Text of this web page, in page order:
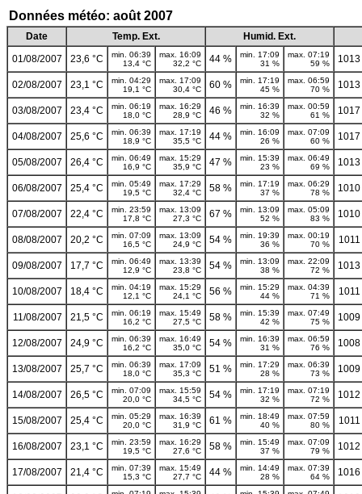
Données météo: août 2007
Date Temp. Ext.
Humid. Ext.
01/08/2007
23,6 °C
min. 06:39
13,4 °C
max. 16:09
32,2 °C
44 %
min. 17:09
31 %
max. 07:19
59 %
02/08/2007 23,1 °C
min. 04:29
19,1 °C
max. 17:09
30,4 °C
60 %
min. 17:19
45 %
max. 06:59
70 %
03/08/2007 23,4 °C
min. 06:19
18,0 °C
max. 16:29
28,9 °C
46 %
min. 16:39
32 %
max. 00:59
61 %
04/08/2007 25,6 °C
min. 06:39
18,9 °C
max. 17:19
35,5 °C
44 %
min. 16:09
26 %
max. 07:09
60 %
05/08/2007 26,4 °C
min. 06:49
16,9 °C
max. 15:29
35,9 °C
47 %
min. 15:39
23 %
max. 06:49
69 %
06/08/2007 25,4 °C
min. 05:49
19,5 °C
max. 17:29
32,4 °C
58 %
min. 17:19
37 %
max. 06:29
78 %
07/08/2007 22,4 °C
min. 23:59
17,8 °C
max. 13:09
27,3 °C
67 %
min. 13:09
52 %
max. 05:09
83 %
08/08/2007 20,2 °C
min. 07:09
16,5 °C
max. 13:09
24,9 °C
54 %
min. 19:39
36 %
max. 00:19
70 %
09/08/2007 17,7 °C
min. 06:49
12,9 °C
max. 13:39
23,8 °C
54 %
min. 13:09
38 %
max. 22:09
72 %
10/08/2007 18,4 °C
min. 04:19
12,1 °C
max. 15:29
24,1 °C
56 %
min. 15:29
44 %
max. 04:39
71 %
11/08/2007 21,5 °C
min. 06:19
16,2 °C
max. 15:49
27,5 °C
58 %
min. 15:39
42 %
max. 07:49
75 %
12/08/2007 24,9 °C
min. 06:39
16,2 °C
max. 16:49
35,0 °C
54 %
min. 16:39
31 %
max. 06:59
76 %
13/08/2007 25,7 °C
min. 06:39
18,0 °C
max. 17:09
35,3 °C
51 %
min. 17:29
28 %
max. 06:39
73 %
14/08/2007 26,5 °C
min. 07:09
20,0 °C
max. 15:59
34,5 °C
54 %
min. 17:19
32 %
max. 07:19
72 %
15/08/2007 25,4 °C
min. 05:29
20,0 °C
max. 16:39
31,9 °C
61 %
min. 18:49
40 %
max. 07:59
80 %
16/08/2007 23,1 °C
min. 23:59
19,5 °C
max. 16:29
27,6 °C
58 %
min. 15:49
37 %
max. 07:09
79 %
17/08/2007 21,4 °C
min. 07:39
15,3 °C
max. 15:49
27,7 °C
44 %
min. 14:49
28 %
max. 07:39
64 %